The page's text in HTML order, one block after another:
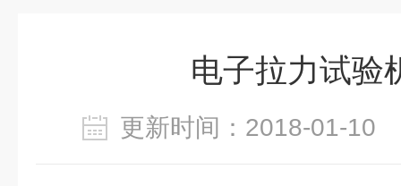
电子拉力试验
更新时间：2018-01-